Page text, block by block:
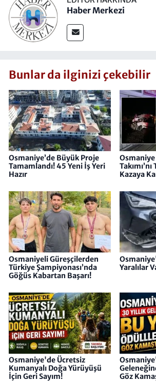
Haber Merkezi
Bunlar da ilginizi çekebilir
Osmaniye’de Büyük Proje
Tamamlandı! 45 Yeni İş Yeri
Hazır
Kazaya
Osmaniyeli Güreşçilerden
Türkiye Şampiyonası’nda
Göğüs Kabartan Başarı!
Yaralılar
Osmaniye'de Ücretsiz
Kumanyalı Doğa Yürüyüşü
İçin Geri Sayım!
Göz